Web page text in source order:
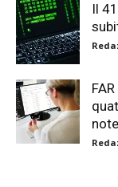
Il